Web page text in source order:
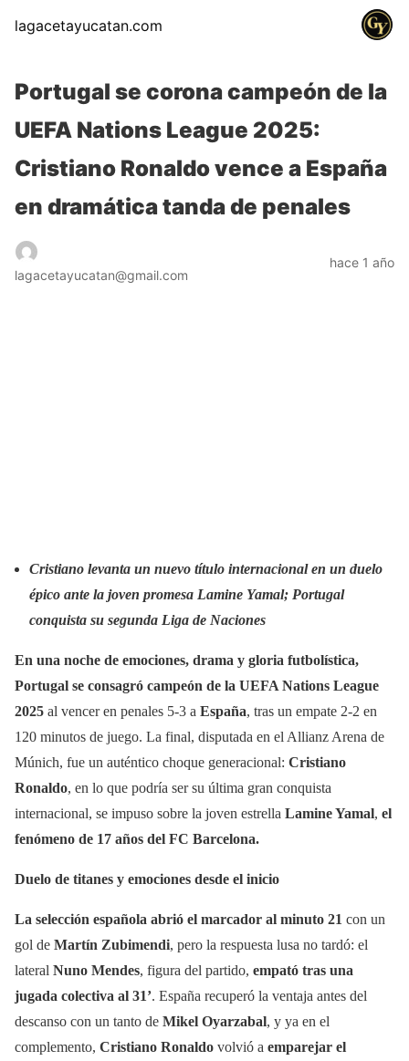
lagacetayucatan.com
Portugal se corona campeón de la
UEFA Nations League 2025:
Cristiano Ronaldo vence a España
en dramática tanda de penales
lagacetayucatan@gmail.com
hace 1 año
Cristiano levanta un nuevo título internacional en un duelo
épico ante la joven promesa Lamine Yamal; Portugal
conquista su segunda Liga de Naciones
En una noche de emociones, drama y gloria futbolística,
Portugal se consagró campeón de la UEFA Nations League
2025 al vencer en penales 5-3 a España, tras un empate 2-2 en
120 minutos de juego. La final, disputada en el Allianz Arena de
Múnich, fue un auténtico choque generacional: Cristiano
Ronaldo, en lo que podría ser su última gran conquista
internacional, se impuso sobre la joven estrella Lamine Yamal, el
fenómeno de 17 años del FC Barcelona.
Duelo de titanes y emociones desde el inicio
La selección española abrió el marcador al minuto 21 con un
gol de Martín Zubimendi, pero la respuesta lusa no tardó: el
lateral Nuno Mendes, figura del partido, empató tras una
jugada colectiva al 31’. España recuperó la ventaja antes del
descanso con un tanto de Mikel Oyarzabal, y ya en el
complemento, Cristiano Ronaldo volvió a emparejar el